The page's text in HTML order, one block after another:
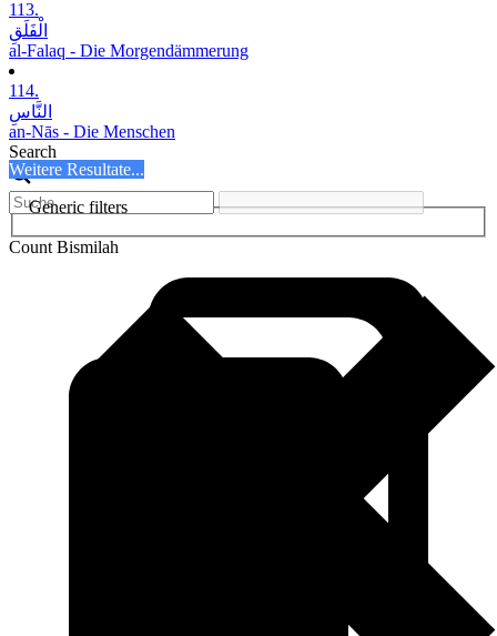
113.
الْفَلَقِ
al-Falaq - Die Morgendämmerung
114.
النَّاسِ
an-Nās - Die Menschen
Search
Weitere Resultate...
Generic filters
Count Bismilah